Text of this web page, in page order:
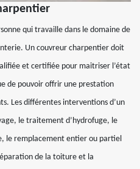
qui travaille dans le domaine de
Un couvreur charpentier doit
et certifiée pour maitriser l’état
de pouvoir offrir une prestation
Les différentes interventions d’un
le traitement d’hydrofuge, le
le remplacement entier ou partiel
de la toiture et la